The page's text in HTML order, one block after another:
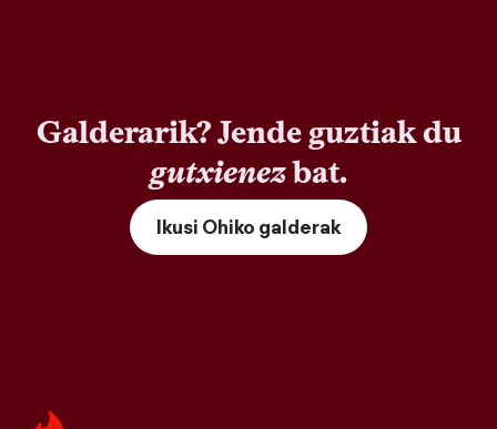
Galderarik? Jende guztiak du
gutxienezbat.
Ikusi Ohiko galderak